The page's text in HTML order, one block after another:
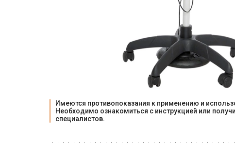
Имеются противопоказания к применению и
Необходимо ознакомиться с инструкцией или
специалистов.